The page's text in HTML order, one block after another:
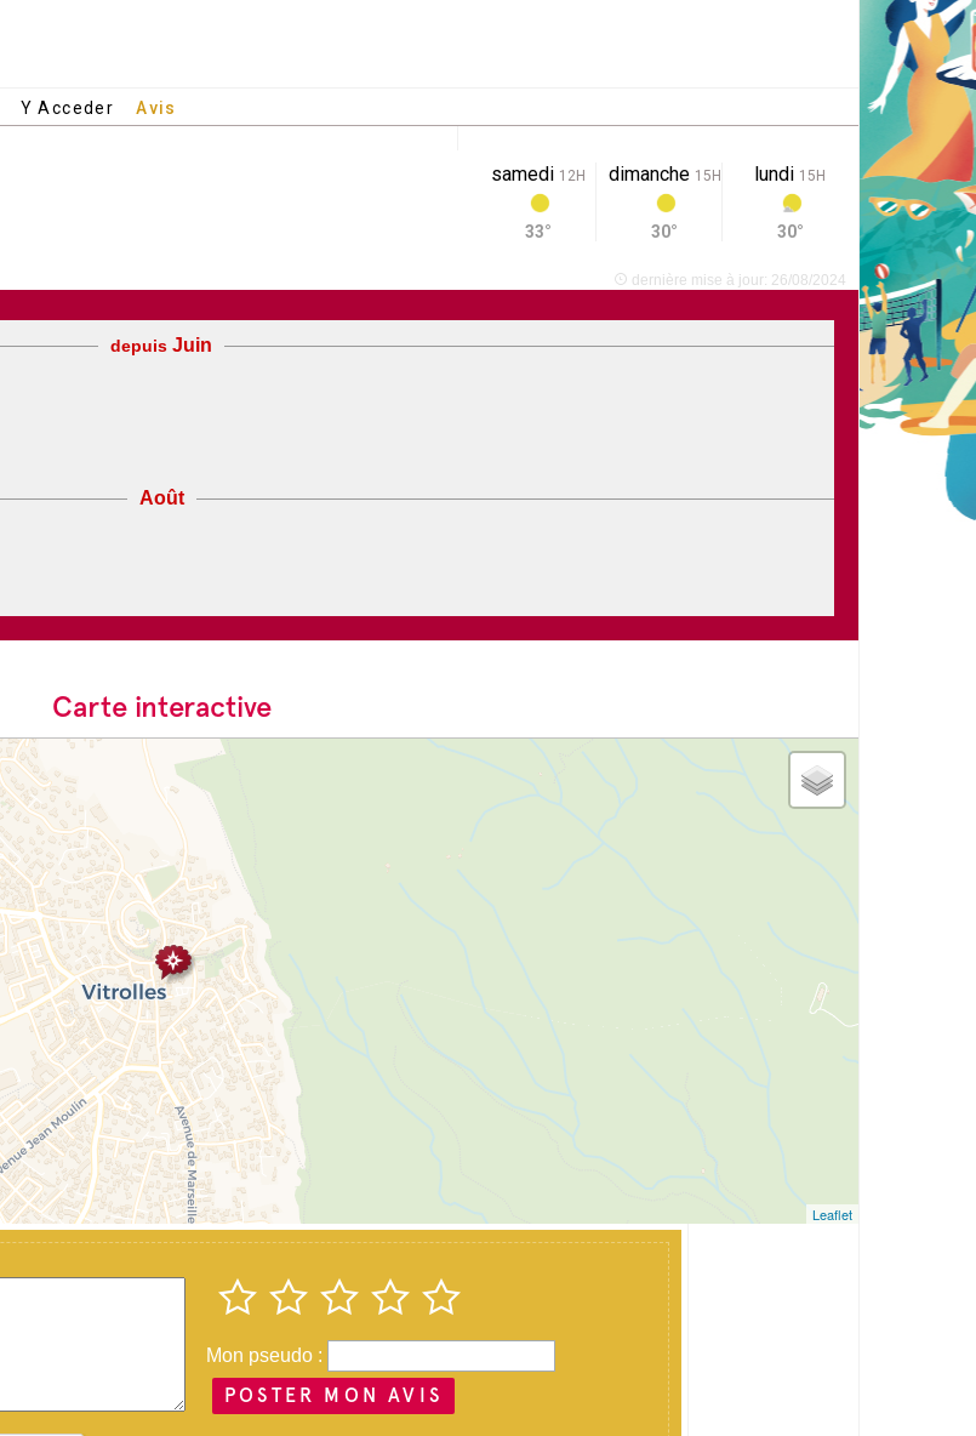
Y Acceder Avis
samedi 12H
33°
dimanche 15H
30°
lundi 15H
30°
dernière mise à jour: 26/08/2024
depuis Juin
Août
Carte interactive
Leaflet
Mon pseudo :
POSTER MON AVIS